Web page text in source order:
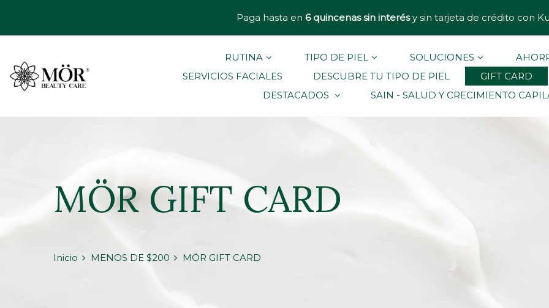
Paga hasta en 6 quincenas sin interésy sin tarjeta de crédito con
RUTINA TIPO DE PIEL SOLUCIONES
SERVICIOS FACIALES
DESCUBRE TU TIPO DE PIEL
GIFT CARD
DESTACADOS
SAIN - SALUD Y CRECIMIENTO
MÖR GIFT CARD
Inicio MENOS DE $200 MÖR GIFT CARD